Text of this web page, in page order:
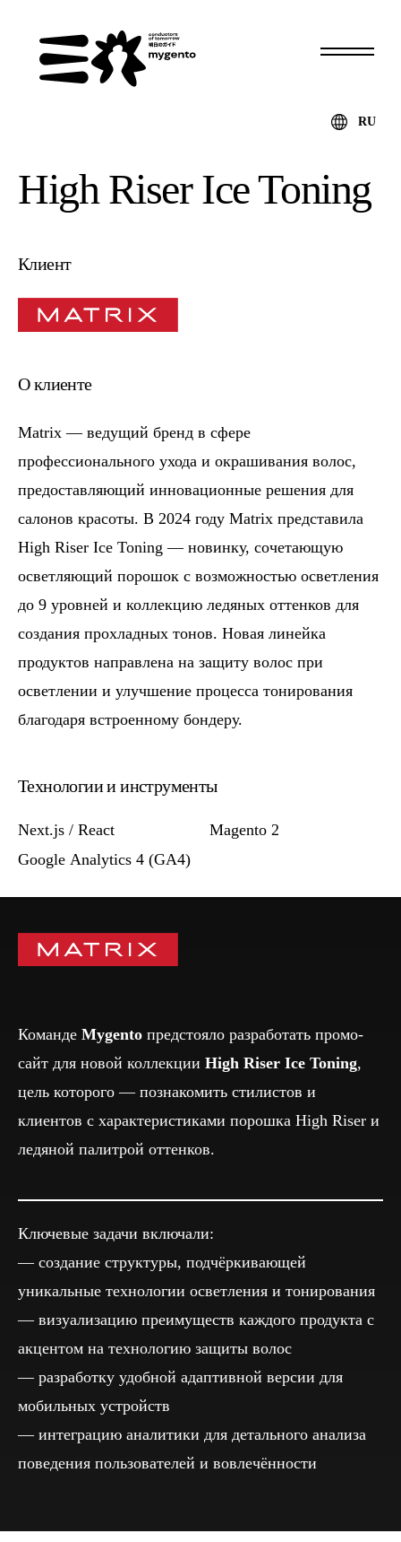
High Riser Ice Toning
Клиент
О клиенте
Matrix — ведущий бренд в сфере
профессионального ухода и окрашивания волос,
предоставляющий инновационные решения для
салонов красоты. В 2024 году Matrix представила
High Riser Ice Toning — новинку, сочетающую
осветляющий порошок с возможностью осветления
до 9 уровней и коллекцию ледяных оттенков для
создания прохладных тонов. Новая линейка
продуктов направлена на защиту волос при
осветлении и улучшение процесса тонирования
благодаря встроенному бондеру.
Технологии и инструменты
Next.js / React
Google Analytics 4 (GA4)
Magento 2
Команде Mygento предстояло разработать промо-
сайт для новой коллекции High Riser Ice Toning,
цель которого — познакомить стилистов и
клиентов с характеристиками порошка High Riser и
ледяной палитрой оттенков.
Ключевые задачи включали:
создание структуры, подчёркивающей
уникальные технологии осветления и тонирования
визуализацию преимуществ каждого продукта с
акцентом на технологию защиты волос
разработку удобной адаптивной версии для
мобильных устройств
интеграцию аналитики для детального анализа
поведения пользователей и вовлечённости
RU